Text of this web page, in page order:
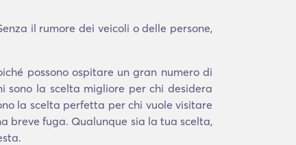
il rumore dei veicoli o delle persone,
possono ospitare un gran numero di
sono la scelta migliore per chi desidera
la scelta perfetta per chi vuole visitare
breve fuga. Qualunque sia la tua scelta,